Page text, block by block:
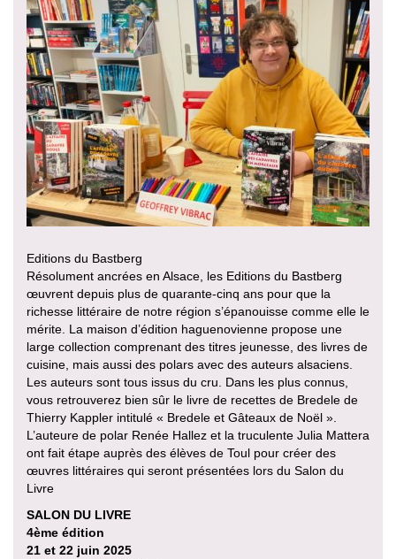
Editions du Bastberg
Résolument ancrées en Alsace, les Editions du Bastberg
œuvrent depuis plus de quarante-cinq ans pour que la
richesse littéraire de notre région s’épanouisse comme elle le
mérite. La maison d’édition haguenovienne propose une
large collection comprenant des titres jeunesse, des livres de
cuisine, mais aussi des polars avec des auteurs alsaciens.
Les auteurs sont tous issus du cru. Dans les plus connus,
vous retrouverez bien sûr le livre de recettes de Bredele de
Thierry Kappler intitulé « Bredele et Gâteaux de Noël ».
L’auteure de polar Renée Hallez et la truculente Julia Mattera
ont fait étape auprès des élèves de Toul pour créer des
œuvres littéraires qui seront présentées lors du Salon du
Livre
SALON DU LIVRE
4ème édition
21 et 22 juin 2025